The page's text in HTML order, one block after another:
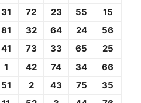
31 72 23 55
15
81 32 64 24
56
41 73 33 65
25
1 42 74 34
66
51 2 43 75
35